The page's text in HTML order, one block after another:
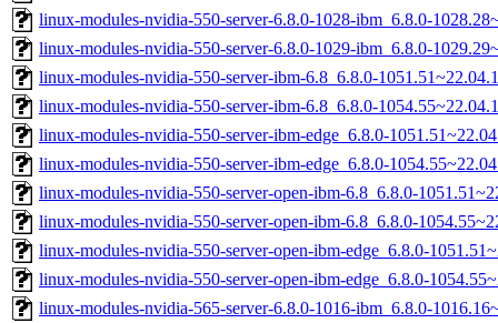
linux-modules-nvidia-550-server-6.8.0-1028-ibm_6.8.0-
linux-modules-nvidia-550-server-6.8.0-1029-ibm_6.8.0-
linux-modules-nvidia-550-server-ibm-6.8_6.8.0-
linux-modules-nvidia-550-server-ibm-6.8_6.8.0-
linux-modules-nvidia-550-server-ibm-edge_6.8.0-
linux-modules-nvidia-550-server-ibm-edge_6.8.0-
linux-modules-nvidia-550-server-open-ibm-6.8_6.8.0-
linux-modules-nvidia-550-server-open-ibm-6.8_6.8.0-
linux-modules-nvidia-550-server-open-ibm-edge_6.8.0-
linux-modules-nvidia-550-server-open-ibm-edge_6.8.0-
linux-modules-nvidia-565-server-6.8.0-1016-ibm_6.8.0-